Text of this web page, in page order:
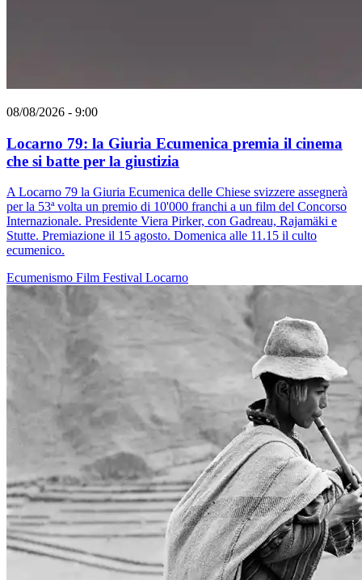
08/08/2026 - 9:00
Locarno 79: la Giuria Ecumenica premia il cinema
che si batte per la giustizia
A Locarno 79 la Giuria Ecumenica delle Chiese svizzere assegnerà
per la 53ª volta un premio di 10'000 franchi a un film del Concorso
Internazionale. Presidente Viera Pirker, con Gadreau, Rajamäki e
Stutte. Premiazione il 15 agosto. Domenica alle 11.15 il culto
ecumenico.
Ecumenismo Film Festival Locarno